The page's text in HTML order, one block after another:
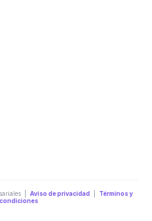
| Aviso de privacidad
Términos y
condiciones